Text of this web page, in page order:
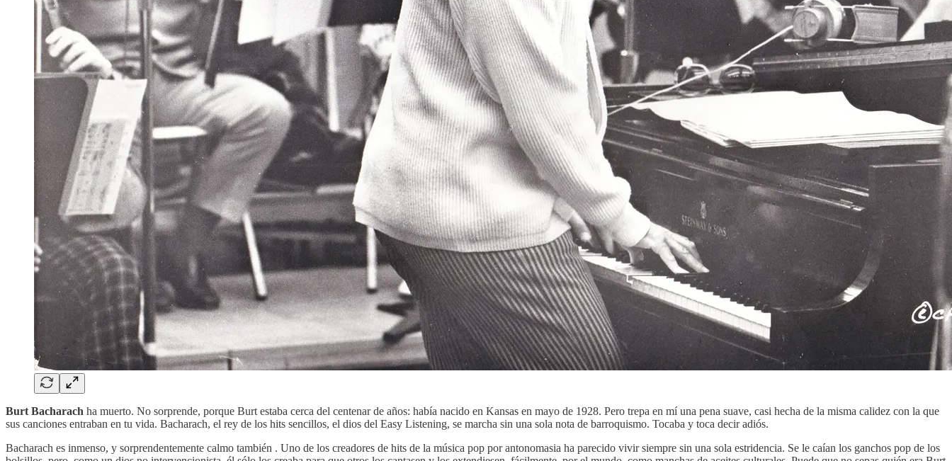
Burt Bacharach ha muerto. No sorprende, porque Burt estaba cerca del centenar de años: había nacido en Kansas en mayo de 1928. Pero trepa en mí una pena suave, casi hecha de la misma calidez con la que
sus canciones entraban en tu vida. Bacharach, el rey de los hits sencillos, el dios del Easy Listening, se marcha sin una sola nota de barroquismo. Tocaba y toca decir adiós.
Bacharach es inmenso, y sorprendentemente calmo también . Uno de los creadores de hits de la música pop por antonomasia ha parecido vivir siempre sin una sola estridencia. Se le caían los ganchos pop de los